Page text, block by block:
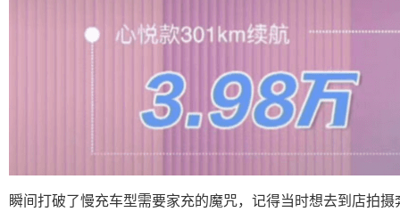
瞬间打破了慢充车型需要家充的魔咒，记得当时想去到店拍